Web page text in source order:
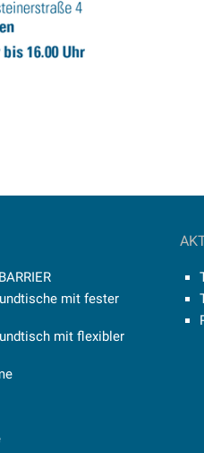
mit fester
mit flexibler